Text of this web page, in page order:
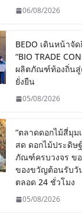
06/08/2026
BEDO เดินหน้าจั
“BIO TRADE
ผลิตภัณฑ์ท้องถิ่นสู่
ยั่งยืน
05/08/2026
“ตลาดดอกไม้สี่มุม
สด ดอกไม้ประดิษ
ภัณฑ์ครบวงจร ข
ของขวัญต้อนรับวั
ตลอด 24 ชั่วโมง
05/08/2026